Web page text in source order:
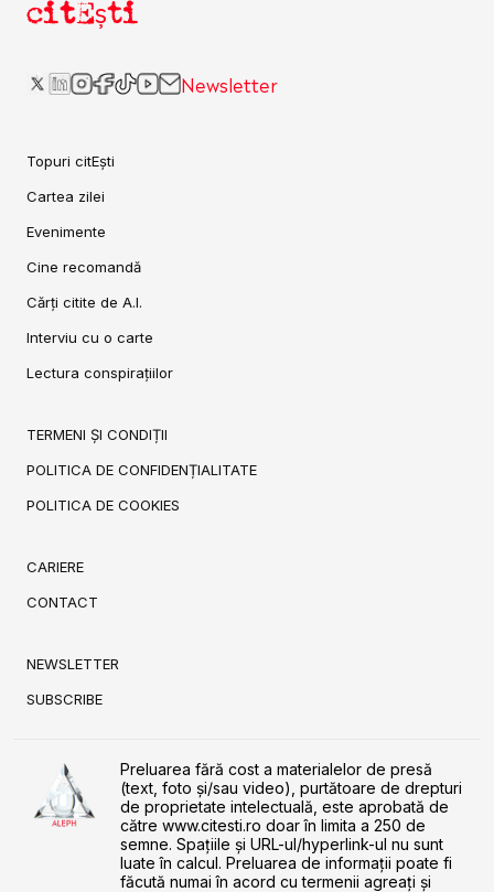
citEști
Newsletter
Topuri citEști
Cartea zilei
Evenimente
Cine recomandă
Cărți citite de A.I.
Interviu cu o carte
Lectura conspirațiilor
TERMENI ȘI CONDIȚII
POLITICA DE CONFIDENȚIALITATE
POLITICA DE COOKIES
CARIERE
CONTACT
NEWSLETTER
SUBSCRIBE
Preluarea fără cost a materialelor de presă
(text, foto și/sau video), purtătoare de drepturi
de proprietate intelectuală, este aprobată de
către www.citesti.ro doar în limita a 250 de
semne. Spaţiile şi URL-ul/hyperlink-ul nu sunt
luate în calcul. Preluarea de informaţii poate fi
făcută numai în acord cu termenii agreaţi şi